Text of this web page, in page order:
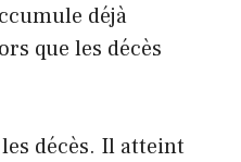
déjà
que les décès
décès. Il atteint